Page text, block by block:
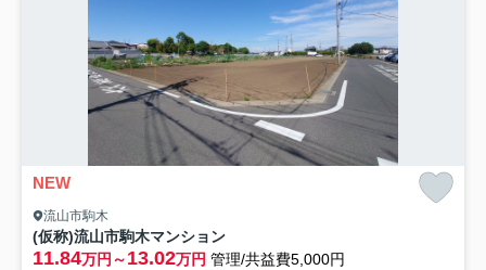
NEW
流山市駒木
(仮称)流山市駒木マンション
11.84万円～13.02万円 管理/共益費5,000円